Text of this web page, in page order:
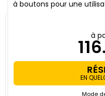
à boutons pour une
à
EN
Mode